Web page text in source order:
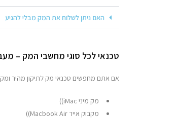
האם ניתן לשלוח את המק מבלי להגיע
טכנאי לכל סוגי מחשבי המק –
אם אתם מחפשים טכנאי מק לתיקון מהיר
מק מיני iMac))
מקבוק אייר Macbook Air))